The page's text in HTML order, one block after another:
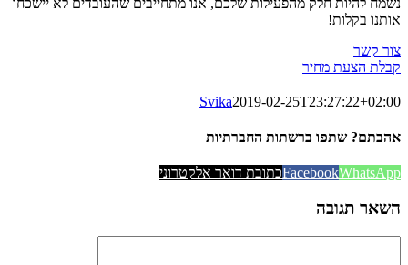
אותנו בקלות!
צור קשר
קבלת הצעת מחיר
Svika2019-02-25T23:27:22+02:00
אהבתם? שתפו ברשתות החברתיות
FacebookWhatsApp כתובת דואר אלקטרוני
השאר תגובה